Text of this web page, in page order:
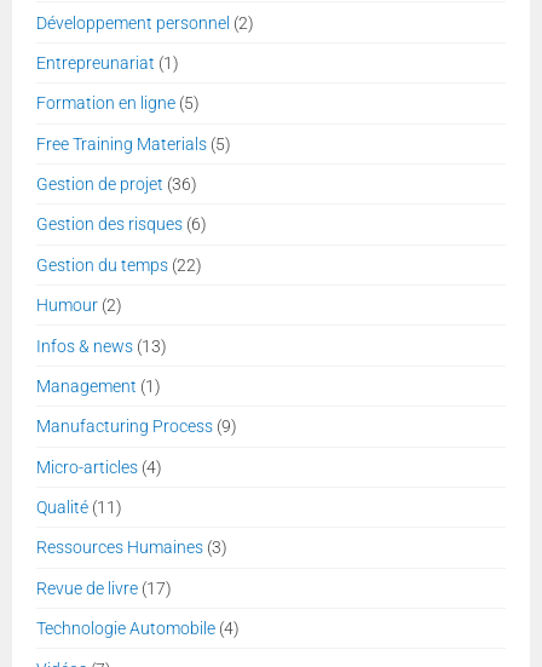
Développement personnel (2)
Entrepreunariat (1)
Formation en ligne (5)
Free Training Materials (5)
Gestion de projet (36)
Gestion des risques (6)
Gestion du temps (22)
Humour (2)
Infos & news (13)
Management (1)
Manufacturing Process (9)
Micro-articles (4)
Qualité (11)
Ressources Humaines (3)
Revue de livre (17)
Technologie Automobile (4)